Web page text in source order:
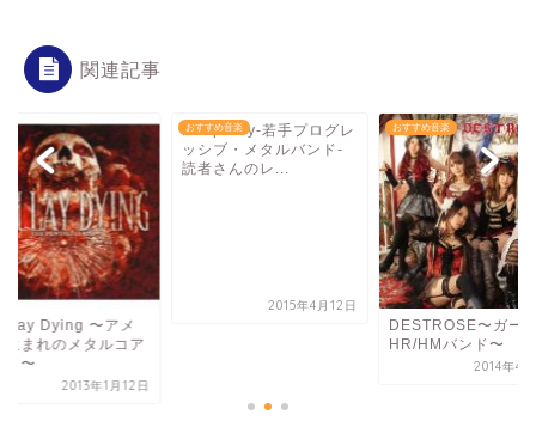
関連記事
Lay Dying 〜アメ
生まれのメタルコア
ド〜
2013年1月12日
おすすめ音楽
Periphery-若手プログレ
ッシブ・メタルバンド-
読者さんのレ...
2015年4月12日
おすすめ音楽
DESTROSE〜ガー
HR/HMバンド〜
2014年4